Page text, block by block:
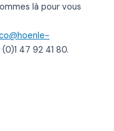
là pour vous
47 92 41 80.